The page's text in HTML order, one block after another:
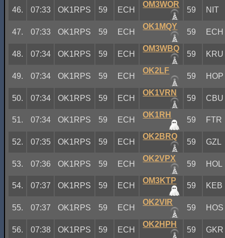
46. 07:33 OK1RPS 59 ECH
OM3WOR
59 NIT
47. 07:33 OK1RPS 59 ECH
OK1MQY
59 ECH
48. 07:34 OK1RPS 59 ECH
OM3WBQ
59 KRU
49. 07:34 OK1RPS 59 ECH
OK2LF
59 HOP
50. 07:34 OK1RPS 59 ECH
OK1VRN
59 CBU
51. 07:34 OK1RPS 59 ECH
OK1RH
59 FTR
52. 07:35 OK1RPS 59 ECH
OK2BRQ
59 GZL
53. 07:36 OK1RPS 59 ECH
OK2VPX
59 HOL
54. 07:37 OK1RPS 59 ECH
OM3KTP
59 KEB
55. 07:37 OK1RPS 59 ECH
OK2VIR
59 HOS
56. 07:38 OK1RPS 59 ECH
OK2HPH
59 GKR